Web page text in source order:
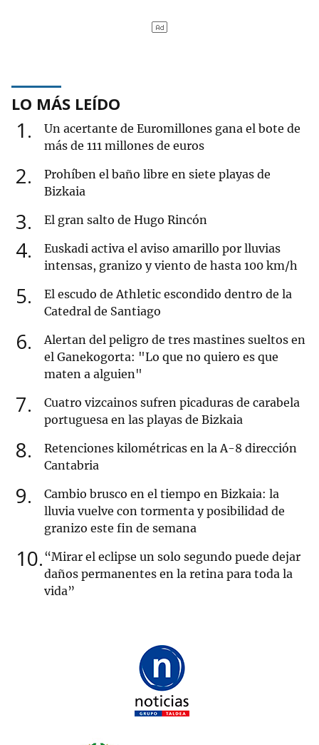
LO MÁS LEÍDO
1
Un acertante de Euromillones gana el bote de
más de 111 millones de euros
2
Prohíben el baño libre en siete playas de
Bizkaia
3 El gran salto de Hugo Rincón
4
Euskadi activa el aviso amarillo por lluvias
intensas, granizo y viento de hasta 100 km/h
5
El escudo de Athletic escondido dentro de la
Catedral de Santiago
6
Alertan del peligro de tres mastines sueltos en
el Ganekogorta: "Lo que no quiero es que
maten a alguien"
7
Cuatro vizcainos sufren picaduras de carabela
portuguesa en las playas de Bizkaia
8
Retenciones kilométricas en la A-8 dirección
Cantabria
9
Cambio brusco en el tiempo en Bizkaia: la
lluvia vuelve con tormenta y posibilidad de
granizo este fin de semana
10 “Mirar el eclipse un solo segundo puede dejar
daños permanentes en la retina para toda la
vida”